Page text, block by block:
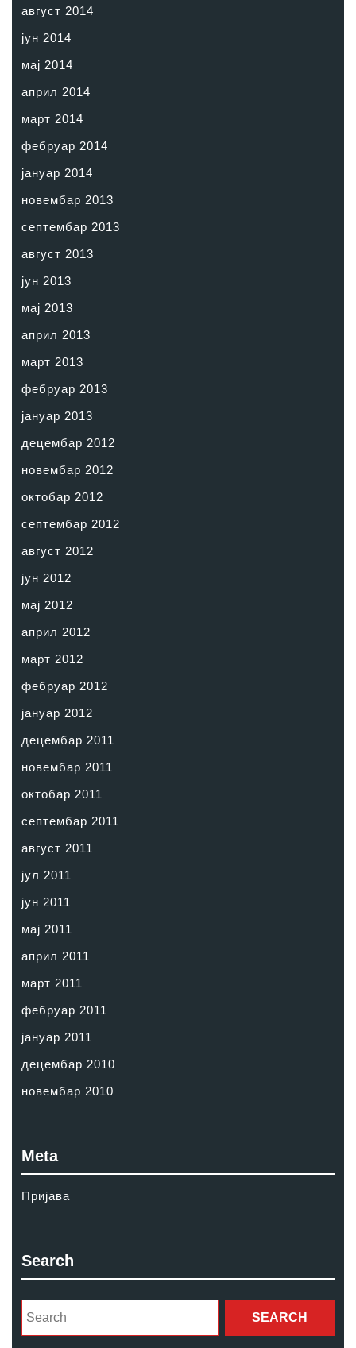
август 2014
јун 2014
мај 2014
април 2014
март 2014
фебруар 2014
јануар 2014
новембар 2013
септембар 2013
август 2013
јун 2013
мај 2013
април 2013
март 2013
фебруар 2013
јануар 2013
децембар 2012
новембар 2012
октобар 2012
септембар 2012
август 2012
јун 2012
мај 2012
април 2012
март 2012
фебруар 2012
јануар 2012
децембар 2011
новембар 2011
октобар 2011
септембар 2011
август 2011
јул 2011
јун 2011
мај 2011
април 2011
март 2011
фебруар 2011
јануар 2011
децембар 2010
новембар 2010
Meta
Пријава
Search
for: